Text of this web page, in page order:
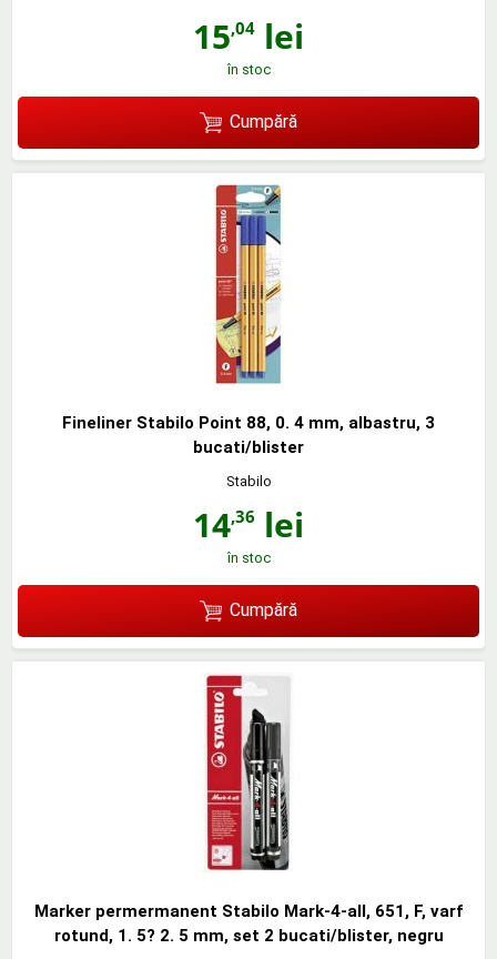
15,04 lei
în stoc
Cumpără
Fineliner Stabilo Point 88, 0. 4 mm, albastru, 3
bucati/blister
Stabilo
14,36 lei
în stoc
Cumpără
Marker permermanent Stabilo Mark-4-all, 651, F, varf
rotund, 1. 5? 2. 5 mm, set 2 bucati/blister, negru